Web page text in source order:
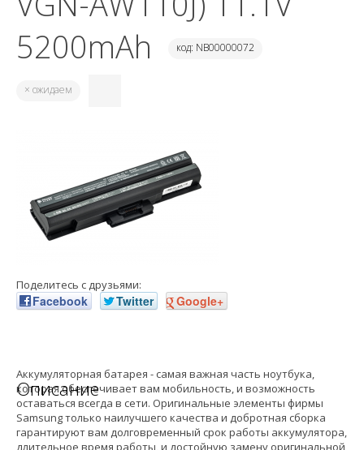
5200mAh
код: NB00000072
× ожидаем
Поделитесь с друзьями:
Facebook Twitter Google+
Описание
Аккумуляторная батарея - самая важная часть ноутбука,
которая обеспечивает вам мобильность, и возможность
оставаться всегда в сети. Оригинальные элементы фирмы
Samsung только наилучшего качества и добротная сборка
гарантируют вам долговременный срок работы аккумулятора,
длительное время работы, и достойную замену оригинальной